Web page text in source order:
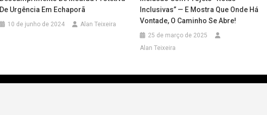
De Urgência Em Echaporã
10 de junho de 2024 Alan Teixeira
Inclusivas” — E Mostra Que Onde Há
Vontade, O Caminho Se Abre!
25 de março de 2025
Alan Teixeira